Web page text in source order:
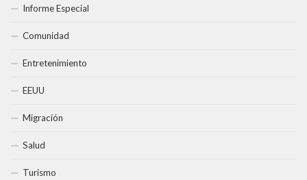
Informe Especial
Comunidad
Entretenimiento
EEUU
Migración
Salud
Turismo